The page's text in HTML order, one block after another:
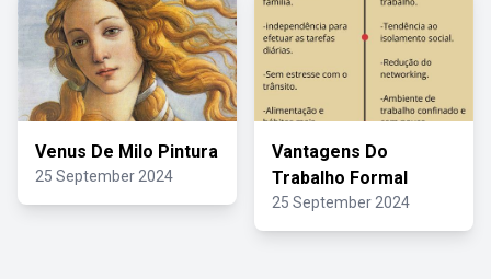
Venus De Milo Pintura
25 September 2024
Vantagens Do
Trabalho Formal
25 September 2024